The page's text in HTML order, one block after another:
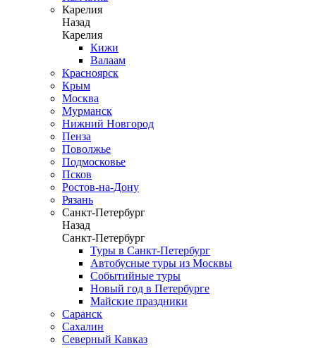
Карелия
Назад
Карелия
Кижи
Валаам
Красноярск
Крым
Москва
Мурманск
Нижний Новгород
Пенза
Поволжье
Подмосковье
Псков
Ростов-на-Дону
Рязань
Санкт-Петербург
Назад
Санкт-Петербург
Туры в Санкт-Петербург
Автобусные туры из Москвы
Событийные туры
Новый год в Петербурге
Майские праздники
Саранск
Сахалин
Северный Кавказ